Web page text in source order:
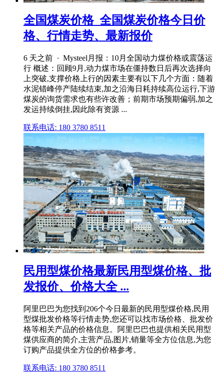
全国煤炭价格_全国煤炭价格今日价
格、行情走势、最新报价
6 天之前 · Mysteel月报：10月全国动力煤价格或震荡运
行 概述：回顾9月,动力煤市场在僵持数日后再次选择向
上突破,支撑价格上行的因素主要有以下几个方面：随着
水泥错峰停产陆续结束,加之沿海日耗持续高位运行,下游
煤炭的询货需求也有些许改善；前期市场预期偏弱,加之
发运持续倒挂,因此除有资源 ...
联系电话: 180 3780 8511
民用型煤价格最新民用型煤价格、批
发报价、价格大全 ...
阿里巴巴为您找到206个今日最新的民用型煤价格,民用
型煤批发价格等行情走势,您还可以找市场价格、批发价
格等相关产品的价格信息。阿里巴巴也提供相关民用型
煤供应商的简介,主营产品,图片,销量等全方位信息,为您
订购产品提供全方位的价格参考。
联系电话: 180 3780 8511